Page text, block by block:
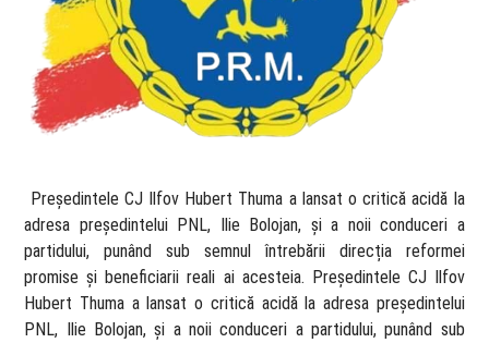
​ Președintele CJ Ilfov Hubert Thuma a lansat o critică acidă la
adresa președintelui PNL, Ilie Bolojan, și a noii conduceri a
partidului, punând sub semnul întrebării direcția reformei
promise și beneficiarii reali ai acesteia. Președintele CJ Ilfov
Hubert Thuma a lansat o critică acidă la adresa președintelui
PNL, Ilie Bolojan, și a noii conduceri a partidului, punând sub